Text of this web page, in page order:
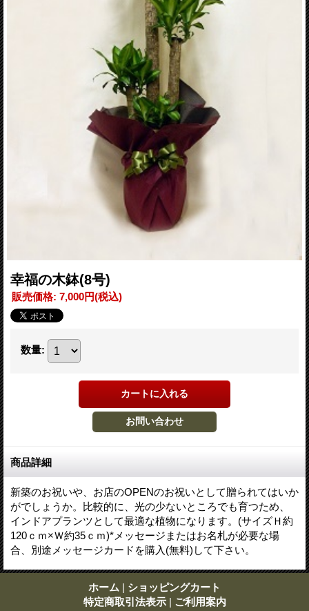
幸福の木鉢(8号)
販売価格: 7,000円(税込)
数量:
商品詳細
新築のお祝いや、お店のOPENのお祝いとして贈られてはいか
がでしょうか。比較的に、光の少ないところでも育つため、
インドアプランツとして最適な植物になります。(サイズＨ約
120ｃｍ×Ｗ約35ｃｍ)*メッセージまたはお名札が必要な場
合、別途メッセージカードを購入(無料)して下さい。
ホーム | ショッピングカート
特定商取引法表示 | ご利用案内